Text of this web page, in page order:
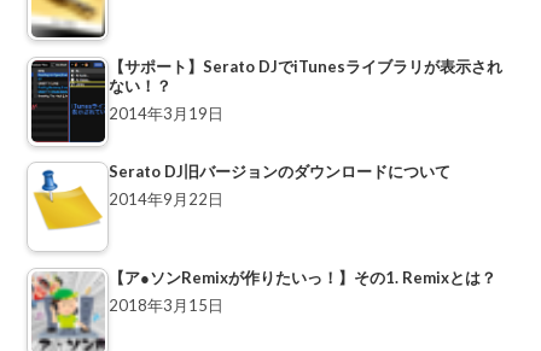
【サポート】Serato DJでiTunesライブラリが表示され
ない！？
2014年3月19日
Serato DJ旧バージョンのダウンロードについて
2014年9月22日
【ア●ソンRemixが作りたいっ！】その1. Remixとは？
2018年3月15日